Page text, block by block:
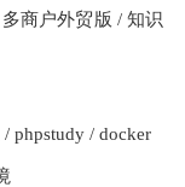
多商户外贸版 / 知识
phpstudy / docker